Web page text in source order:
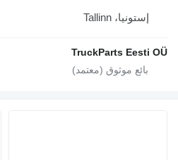
إستونيا، Tallinn
TruckParts Eesti OÜ